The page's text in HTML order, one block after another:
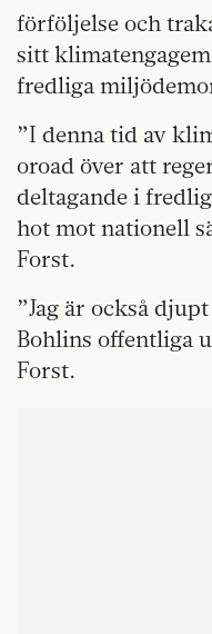
förföljelse och
sitt
fredliga
”I denna tid av
oroad över att
deltagande i
hot mot nationell
Forst.
”Jag är också
Bohlins offentliga
Forst.